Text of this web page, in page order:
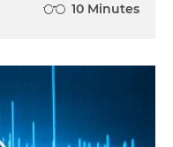
10 Minutes